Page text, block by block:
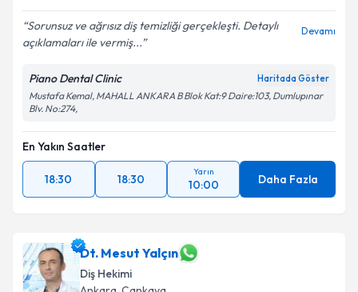
Kişisel verilerimin işlenmesine ilişkinAydınlatma
Metni'ni okudum ve kişisel verilerimin belirtilen
Sorunsuz ve ağrısız diş temizliği gerçekleşti. Detaylı
açıklamaları ile vermiş...
Devamı
Piano Dental Clinic Haritada Göster
Mustafa Kemal, MAHALL ANKARA B Blok Kat:9 Daire:103, Dumlupınar
Blv. No:274,
En Yakın Saatler
18:30 18:30
Yarın
10:00 Daha Fazla
Dt. Mesut Yalçın
Diş Hekimi